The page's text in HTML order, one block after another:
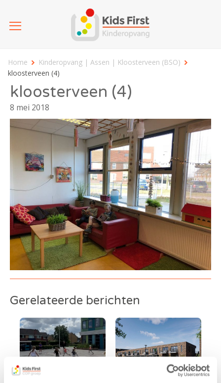
Home
Kinderopvang | Assen | Kloosterveen (BSO)
kloosterveen (4)
kloosterveen (4)
8 mei 2018
Gerelateerde berichten